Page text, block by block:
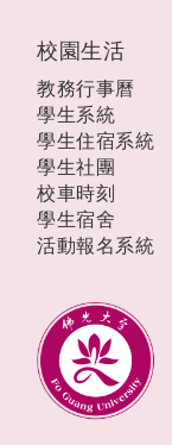
校園生活
教務行事曆
學生系統
學生住宿系統
學生社團
校車時刻
學生宿舍
活動報名系統